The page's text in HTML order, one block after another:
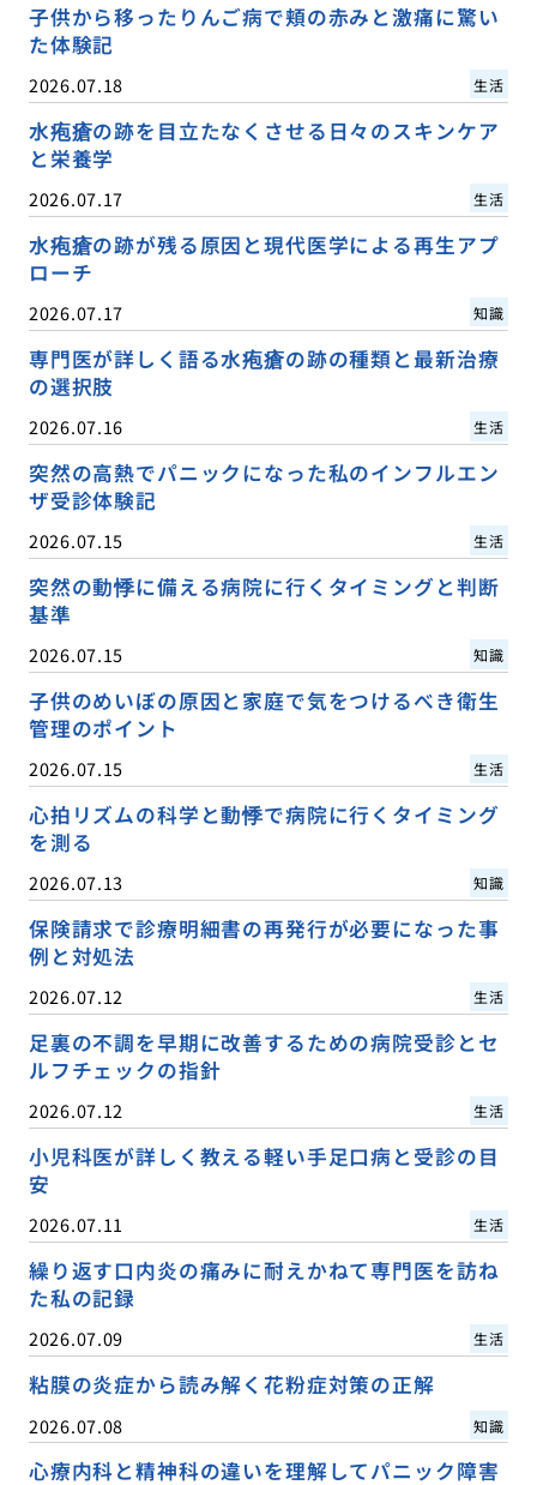
子供から移ったりんご病で頬の赤みと激痛に驚い
た体験記
2026.07.18 生活
水疱瘡の跡を目立たなくさせる日々のスキンケア
と栄養学
2026.07.17 生活
水疱瘡の跡が残る原因と現代医学による再生アプ
ローチ
2026.07.17 知識
専門医が詳しく語る水疱瘡の跡の種類と最新治療
の選択肢
2026.07.16 生活
突然の高熱でパニックになった私のインフルエン
ザ受診体験記
2026.07.15 生活
突然の動悸に備える病院に行くタイミングと判断
基準
2026.07.15 知識
子供のめいぼの原因と家庭で気をつけるべき衛生
管理のポイント
2026.07.15 生活
心拍リズムの科学と動悸で病院に行くタイミング
を測る
2026.07.13 知識
保険請求で診療明細書の再発行が必要になった事
例と対処法
2026.07.12 生活
足裏の不調を早期に改善するための病院受診とセ
ルフチェックの指針
2026.07.12 生活
小児科医が詳しく教える軽い手足口病と受診の目
安
2026.07.11 生活
繰り返す口内炎の痛みに耐えかねて専門医を訪ね
た私の記録
2026.07.09 生活
粘膜の炎症から読み解く花粉症対策の正解
2026.07.08 知識
心療内科と精神科の違いを理解してパニック障害